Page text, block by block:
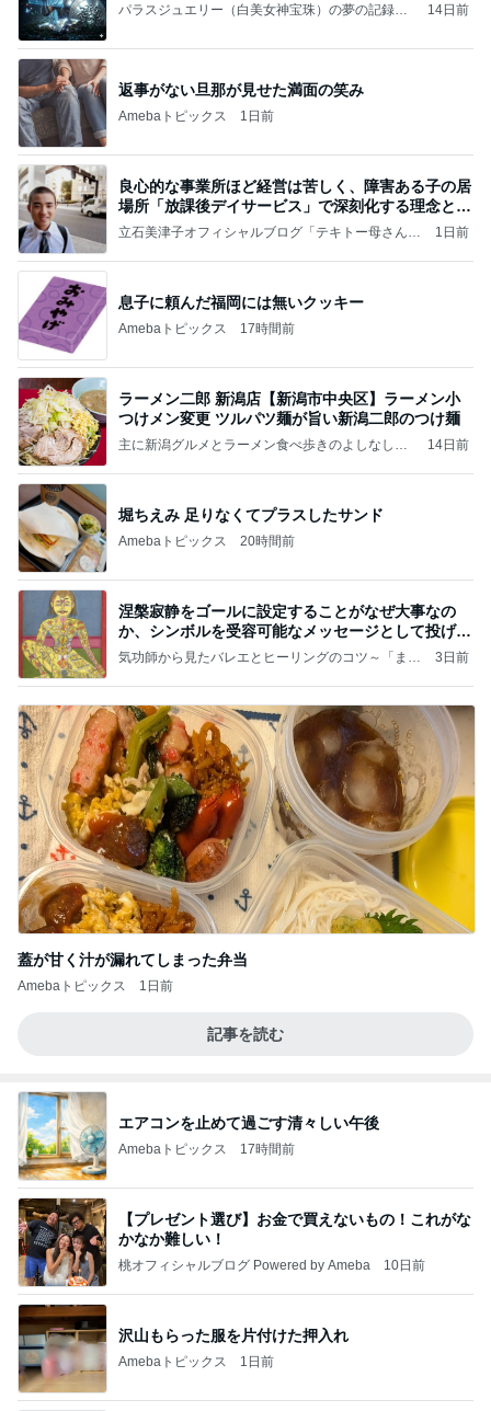
パラスジュエリー（白美女神宝珠）の夢の記録
14日前
返事がない旦那が見せた満面の笑み
Amebaトピックス 1日前
良心的な事業所ほど経営は苦しく、障害ある子の居
場所「放課後デイサービス」で深刻化する理念と現
実の
立石美津子オフィシャルブログ「テキトー母さんの
1日前
息子に頼んだ福岡には無いクッキー
Amebaトピックス 17時間前
ラーメン二郎 新潟店【新潟市中央区】ラーメン小
つけメン変更 ツルパツ麺が旨い新潟二郎のつけ麺
主に新潟グルメとラーメン食べ歩きのよしなしご
14日前
堀ちえみ 足りなくてプラスしたサンド
Amebaトピックス 20時間前
涅槃寂静をゴールに設定することがなぜ大事なの
か、シンボルを受容可能なメッセージとして投げる
ことが
気功師から見たバレエとヒーリングのコツ～「まと
3日前
蓋が甘く汁が漏れてしまった弁当
Amebaトピックス 1日前
記事を読む
エアコンを止めて過ごす清々しい午後
Amebaトピックス 17時間前
【プレゼント選び】お金で買えないもの！これがな
かなか難しい！
桃オフィシャルブログ Powered by Ameba 10日前
沢山もらった服を片付けた押入れ
Amebaトピックス 1日前